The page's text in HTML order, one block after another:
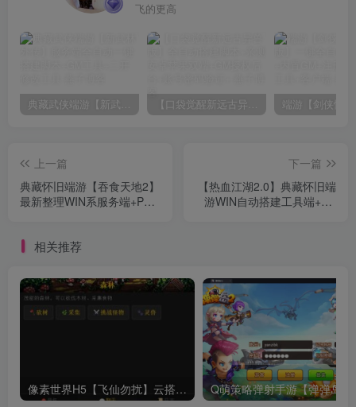
飞的更高
典藏武侠端游【新武林外传】服务端全自动一键搭建脚本+GM工具+二开修改工具 【口袋觉醒新远古异兽版】全自动搭建脚本+亲测安卓苹果双端+GM授权后台+账号密码验证+
上一篇
典藏怀旧端游【吞食天地2】
最新整理WIN系服务端+PC
下一篇
【热血江湖2.0】典藏怀旧端
游WIN自动搭建工具端+PC
相关推荐
像素世界H5【飞仙勿扰】云搭建控制台+Linux一键全自动搭建脚本+全功能后台